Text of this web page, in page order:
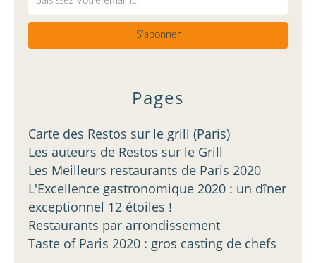
Pages
Carte des Restos sur le grill (Paris)
Les auteurs de Restos sur le Grill
Les Meilleurs restaurants de Paris 2020
L'Excellence gastronomique 2020 : un dîner
exceptionnel 12 étoiles !
Restaurants par arrondissement
Taste of Paris 2020 : gros casting de chefs